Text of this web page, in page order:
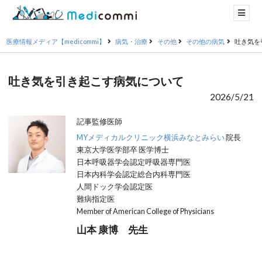
医療情報メディア【medicommi】 病気・治療 その他 その他の病気 吐き気を
吐き気を引き起こす病気について
2026/5/21
記事監修医師
MYメディカルクリニック横浜みなとみらい院長
東京大学医学部卒 医学博士
日本呼吸器学会認定呼吸器専門医
日本内科学会認定総合内科専門医
人間ドック学会認定医
難病指定医
Member of American College of Physicians
山本 康博 先生